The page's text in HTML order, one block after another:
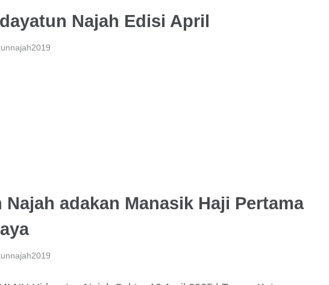
Najah Edisi April
Najah adakan Manasik Haji Pertama